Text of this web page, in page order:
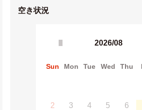
空き状況
2026/08
Sun Mon Tue Wed Thu
2 3 4 5 6